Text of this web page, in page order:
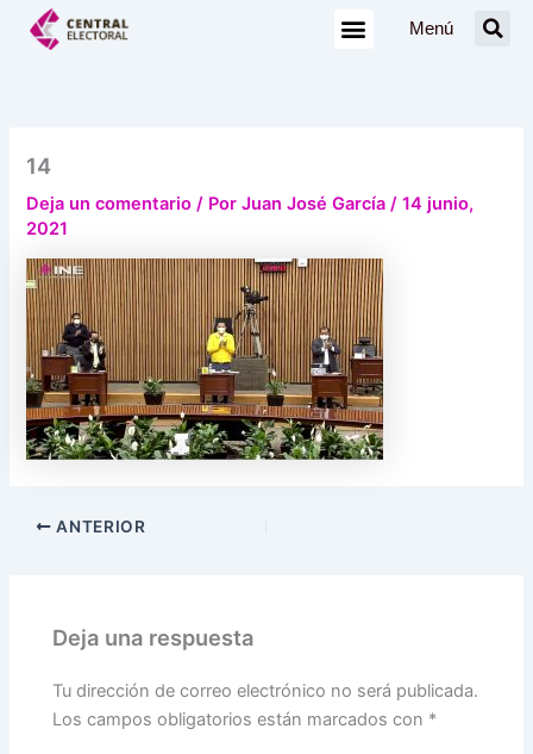
Menú
14
Deja un comentario / PorJuan José García/14 junio,
2021
ANTERIOR
Deja una respuesta
Tu dirección de correo electrónico no será publicada.
Los campos obligatorios están marcados con *